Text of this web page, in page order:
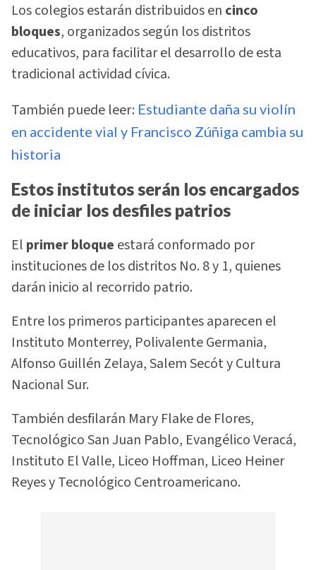
Los colegios estarán distribuidos en cinco
bloques, organizados según los distritos
educativos, para facilitar el desarrollo de esta
tradicional actividad cívica.
También puede leer: Estudiante daña su violín
en accidente vial y Francisco Zúñiga cambia su
historia
Estos institutos serán los encargados
de iniciar los desfiles patrios
El primer bloque estará conformado por
instituciones de los distritos No. 8 y 1, quienes
darán inicio al recorrido patrio.
Entre los primeros participantes aparecen el
Instituto Monterrey, Polivalente Germania,
Alfonso Guillén Zelaya, Salem Secót y Cultura
Nacional Sur.
También desfilarán Mary Flake de Flores,
Tecnológico San Juan Pablo, Evangélico Veracá,
Instituto El Valle, Liceo Hoffman, Liceo Heiner
Reyes y Tecnológico Centroamericano.